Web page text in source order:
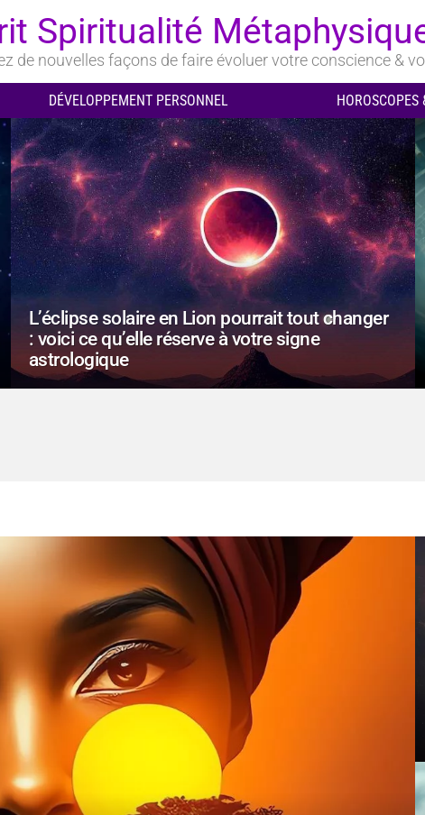
Spiritualité
de nouvelles façons de faire évoluer votre conscience &
DÉVELOPPEMENT PERSONNEL HOROSCOPES
L’éclipse solaire en Lion pourrait tout changer
: voici ce qu’elle réserve à votre signe
astrologique